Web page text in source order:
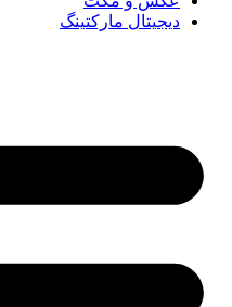
دیجیتال مارکتینگ